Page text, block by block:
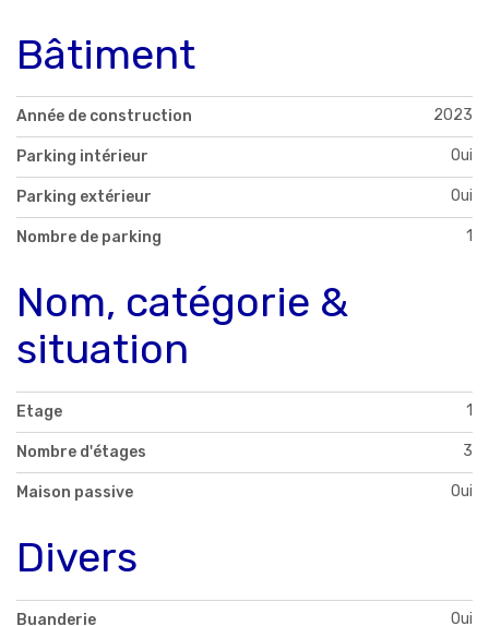
Bâtiment
Année de construction 2023
Parking intérieur Oui
Parking extérieur Oui
Nombre de parking 1
Nom, catégorie &
situation
Etage 1
Nombre d'étages 3
Maison passive Oui
Divers
Buanderie Oui